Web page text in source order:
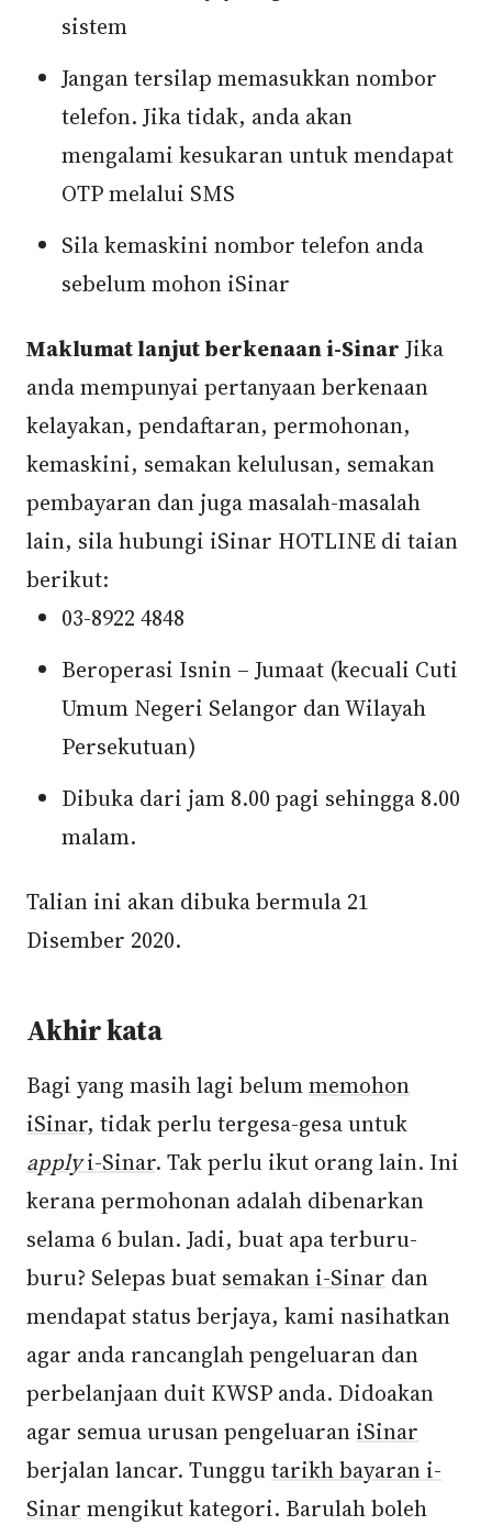
sistem
Jangan tersilap memasukkan nombor
telefon. Jika tidak, anda akan
mengalami kesukaran untuk mendapat
OTP melalui SMS
Sila kemaskini nombor telefon anda
sebelum mohon iSinar
Maklumat lanjut berkenaan i-SinarJika
anda mempunyai pertanyaan berkenaan
kelayakan, pendaftaran, permohonan,
kemaskini, semakan kelulusan, semakan
pembayaran dan juga masalah-masalah
lain, sila hubungi iSinar HOTLINE di taian
berikut:
03-8922 4848
Beroperasi Isnin – Jumaat (kecuali Cuti
Umum Negeri Selangor dan Wilayah
Persekutuan)
Dibuka dari jam 8.00 pagi sehingga 8.00
malam.
Talian ini akan dibuka bermula 21
Disember 2020.
Akhir kata
Bagi yang masih lagi belummemohon
iSinar, tidak perlu tergesa-gesa untuk
applyi-Sinar. Tak perlu ikut orang lain. Ini
kerana permohonan adalah dibenarkan
selama 6 bulan. Jadi, buat apa terburu-
buru? Selepas buat semakan i-Sinar dan
mendapat status berjaya, kami nasihatkan
agar anda rancanglah pengeluaran dan
perbelanjaan duit KWSP anda. Didoakan
agar semua urusan pengeluaran iSinar
berjalan lancar. Tunggutarikh bayaran i-
Sinar mengikut kategori. Barulah boleh